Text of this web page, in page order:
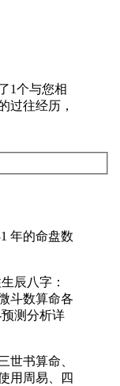
1个与您相
过往经历，
年的命盘数
辰八字：
斗数算命各
测分析详
世书算命、
用周易、四